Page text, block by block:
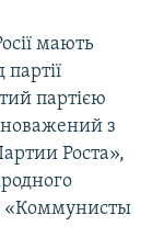
мають
партією
з
Роста»,
«Коммунисты